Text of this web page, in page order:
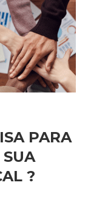
PARA
SUA
?